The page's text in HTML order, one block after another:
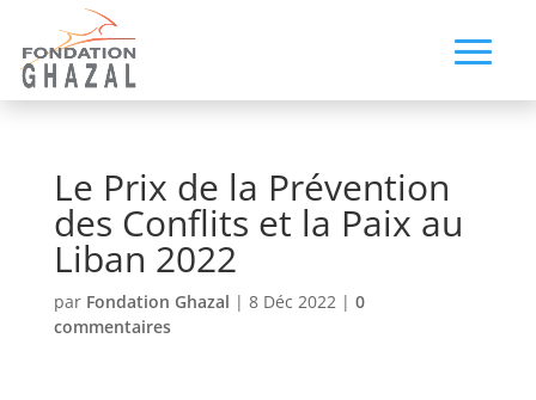
Le Prix de la Prévention
des Conflits et la Paix au
Liban 2022
par Fondation Ghazal | 8 Déc 2022| 0
commentaires